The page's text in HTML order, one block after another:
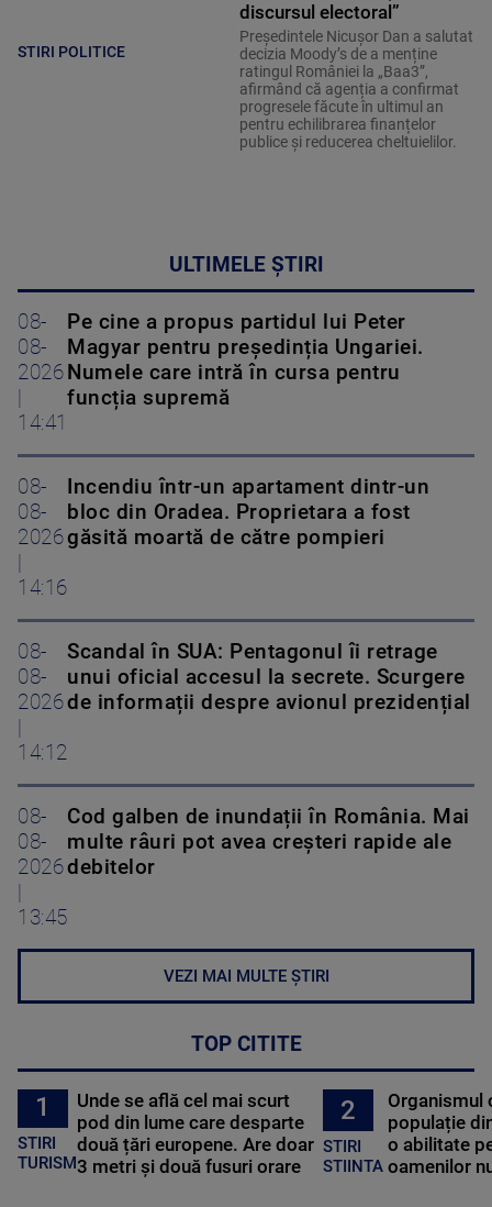
STIRI POLITICE
discursul electoral”
Președintele Nicușor Dan a salutat
decizia Moody’s de a menține
ratingul României la „Baa3”,
afirmând că agenția a confirmat
progresele făcute în ultimul an
pentru echilibrarea finanțelor
publice și reducerea cheltuielilor.
ULTIMELE ȘTIRI
08-
08-
2026
14:41
Pe cine a propus partidul lui Peter
Magyar pentru președinția Ungariei.
Numele care intră în cursa pentru
funcția supremă
08-
08-
2026
14:16
Incendiu într-un apartament dintr-un
bloc din Oradea. Proprietara a fost
găsită moartă de către pompieri
08-
08-
2026
14:12
Scandal în SUA: Pentagonul îi retrage
unui oficial accesul la secrete. Scurgere
de informații despre avionul prezidențial
08-
08-
2026
13:45
Cod galben de inundații în România. Mai
multe râuri pot avea creșteri rapide ale
debitelor
VEZI MAI MULTE ȘTIRI
TOP CITITE
1
STIRI
TURISM
Unde se află cel mai scurt
pod din lume care desparte
două țări europene. Are doar
3 metri și două fusuri orare
2
STIRI
STIINTA
Organismul
populație
o abilitate
oamenilor